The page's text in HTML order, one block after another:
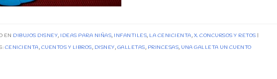
EN DIBUJOS DISNEY, IDEAS PARA NIÑAS, INFANTILES, LA CENICIENTA, X. CONCURSOS Y RETOS
CENICIENTA, CUENTOS Y LIBROS, DISNEY, GALLETAS, PRINCESAS, UNA GALLETA UN CUENTO